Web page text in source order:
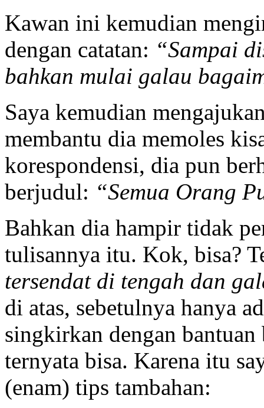
Kawan ini kemudian
dengan catatan: “Sampai
bahkan mulai galau
Saya kemudian
membantu dia memoles
korespondensi, dia pun
berjudul: “Semua Orang
Bahkan dia hampir tidak
tulisannya itu. Kok, bisa?
tersendat di tengah dan
di atas, sebetulnya hanya
singkirkan dengan bantuan
ternyata bisa. Karena itu
(enam) tips tambahan: